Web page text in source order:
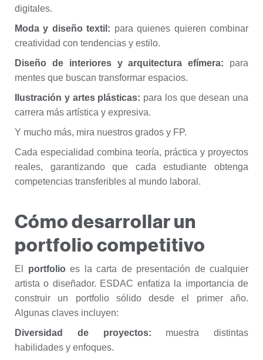
digitales.
Moda y diseño textil: para quienes quieren combinar
creatividad con tendencias y estilo.
Diseño de interiores y arquitectura efímera: para
mentes que buscan transformar espacios.
Ilustración y artes plásticas: para los que desean una
carrera más artística y expresiva.
Y mucho más, mira nuestros grados y FP.
Cada especialidad combina teoría, práctica y proyectos
reales, garantizando que cada estudiante obtenga
competencias transferibles al mundo laboral.
Cómo desarrollar un
portfolio competitivo
El portfolioes la carta de presentación de cualquier
artista o diseñador. ESDAC enfatiza la importancia de
construir un portfolio sólido desde el primer año.
Algunas claves incluyen:
Diversidad de proyectos: muestra distintas
habilidades y enfoques.